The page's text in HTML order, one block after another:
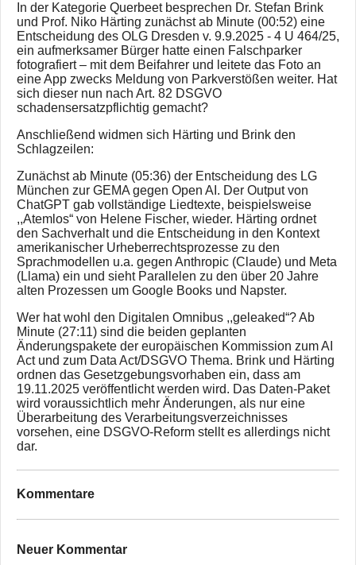
In der Kategorie Querbeet besprechen Dr. Stefan Brink
und Prof. Niko Härting zunächst ab Minute (00:52) eine
Entscheidung des OLG Dresden v. 9.9.2025 - 4 U 464/25,
ein aufmerksamer Bürger hatte einen Falschparker
fotografiert – mit dem Beifahrer und leitete das Foto an
eine App zwecks Meldung von Parkverstößen weiter. Hat
sich dieser nun nach Art. 82 DSGVO
schadensersatzpflichtig gemacht?
Anschließend widmen sich Härting und Brink den
Schlagzeilen:
Zunächst ab Minute (05:36) der Entscheidung des LG
München zur GEMA gegen Open AI. Der Output von
ChatGPT gab vollständige Liedtexte, beispielsweise
,,Atemlos“ von Helene Fischer, wieder. Härting ordnet
den Sachverhalt und die Entscheidung in den Kontext
amerikanischer Urheberrechtsprozesse zu den
Sprachmodellen u.a. gegen Anthropic (Claude) und Meta
(Llama) ein und sieht Parallelen zu den über 20 Jahre
alten Prozessen um Google Books und Napster.
Wer hat wohl den Digitalen Omnibus ,,geleaked“? Ab
Minute (27:11) sind die beiden geplanten
Änderungspakete der europäischen Kommission zum AI
Act und zum Data Act/DSGVO Thema. Brink und Härting
ordnen das Gesetzgebungsvorhaben ein, dass am
19.11.2025 veröffentlicht werden wird. Das Daten-Paket
wird voraussichtlich mehr Änderungen, als nur eine
Überarbeitung des Verarbeitungsverzeichnisses
vorsehen, eine DSGVO-Reform stellt es allerdings nicht
dar.
Kommentare
Neuer Kommentar